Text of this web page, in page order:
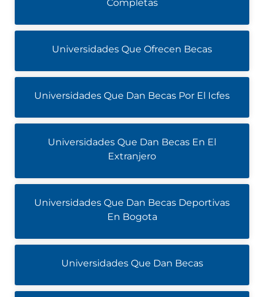
Completas
Universidades Que Ofrecen Becas
Universidades Que Dan Becas Por El Icfes
Universidades Que Dan Becas En El
Extranjero
Universidades Que Dan Becas Deportivas
En Bogota
Universidades Que Dan Becas